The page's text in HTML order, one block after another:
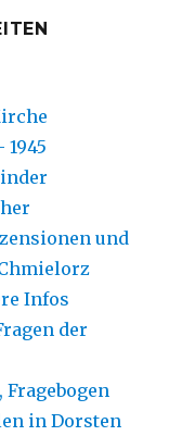
und
Infos
der
in Dorsten